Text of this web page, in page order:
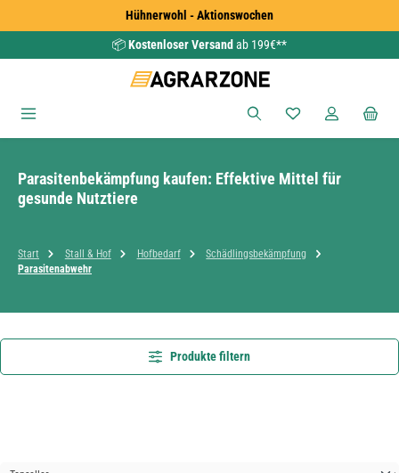
Zum Hauptinhalt springenHühnerwohl - Aktionswochen
📦Kostenloser Versand ab 199€**
Du hast 0
Parasitenbekämpfung kaufen: Effektive Mittel für
gesunde Nutztiere
Start Stall & Hof Hofbedarf
Schädlingsbekämpfung
Parasitenabwehr
Produkte filtern